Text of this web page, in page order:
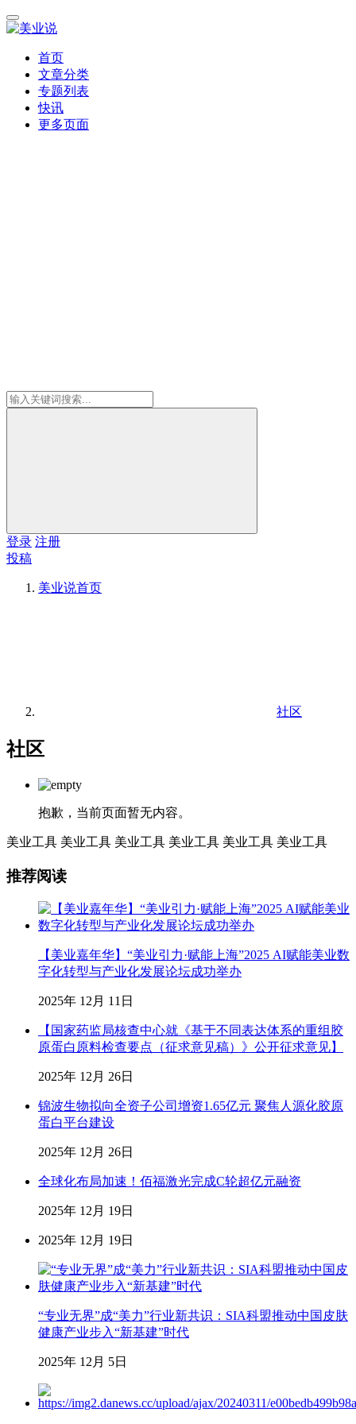
首页
文章分类
专题列表
快讯
更多页面
登录 注册
投稿
美业说首页
社区
社区
抱歉，当前页面暂无内容。
美业工具 美业工具 美业工具 美业工具 美业工具 美业工具
推荐阅读
【美业嘉年华】“美业引力·赋能上海”2025 AI赋能美业数
字化转型与产业化发展论坛成功举办
2025年 12月 11日
【国家药监局核查中心就《基于不同表达体系的重组胶
原蛋白原料检查要点（征求意见稿）》公开征求意见】
2025年 12月 26日
锦波生物拟向全资子公司增资1.65亿元 聚焦人源化胶原
蛋白平台建设
2025年 12月 26日
全球化布局加速！佰福激光完成C轮超亿元融资
2025年 12月 19日
2025年 12月 19日
“专业无界”成“美力”行业新共识：SIA科盟推动中国皮肤
健康产业步入“新基建”时代
2025年 12月 5日